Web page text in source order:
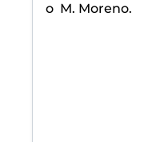
o M. Moreno.